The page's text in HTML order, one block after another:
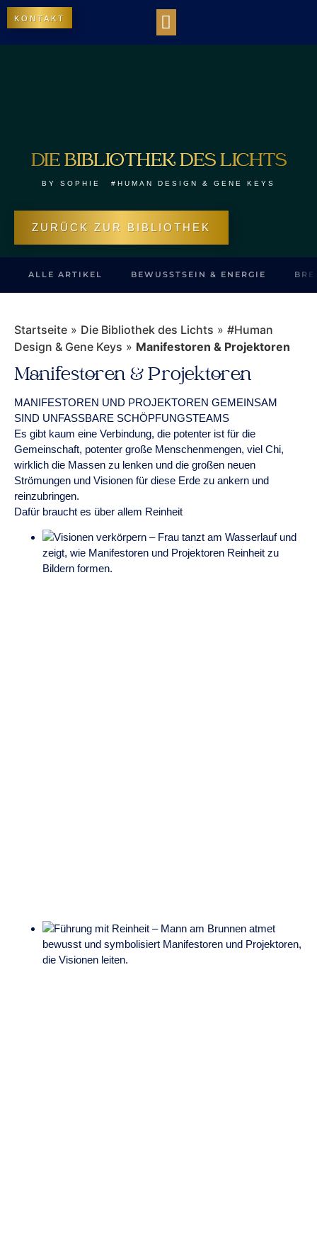
KONTAKT
DIE BIBLIOTHEK DES LICHTS
BY SOPHIE #HUMAN DESIGN & GENE KEYS
ZURÜCK ZUR BIBLIOTHEK
ALLE ARTIKEL BEWUSSTSEIN & ENERGIE
Startseite » Die Bibliothek des Lichts » #Human
Design & Gene Keys » Manifestoren & Projektoren
Manifestoren & Projektoren
MANIFESTOREN UND PROJEKTOREN GEMEINSAM
SIND UNFASSBARE SCHÖPFUNGSTEAMS
Es gibt kaum eine Verbindung, die potenter ist für die
Gemeinschaft, potenter große Menschenmengen, viel Chi,
wirklich die Massen zu lenken und die großen neuen
Strömungen und Visionen für diese Erde zu ankern und
reinzubringen.
Dafür braucht es über allem Reinheit